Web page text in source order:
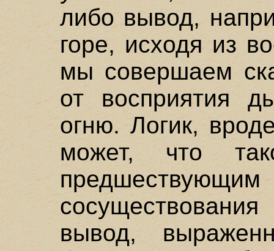
либо вывод,
горе, исходя из
мы совершаем
от восприятия
огню. Логик,
может, что
предшествующим
вывод,